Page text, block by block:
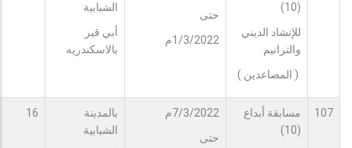
(10)
للإنشاد الديني
والترانيم
( المصاعدين )
حتى
1/3/2022م
الشبابية
أبي قير
بالاسكندريه
107
مسابقة أبداع
(10)
7/3/2022م
حتى
بالمدينة
الشبابية
16